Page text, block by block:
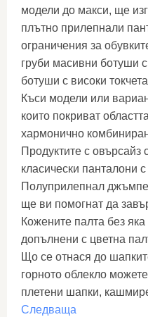
модели до макси, ще
плътно прилепнали
ограничения за
груби масивни ботуши
ботуши с високи
Къси модели или
които покриват
хармонично
Продуктите с овърсайз
класически панталони
Полуприлепнал
ще ви помогнат да
Кожените палта без
допълнени с цветна
Що се отнася до
горното облекло
плетени шапки,
Следваща